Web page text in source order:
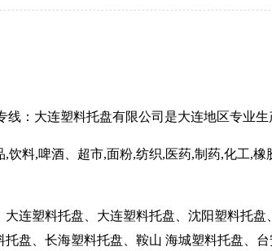
线：大连塑料托盘有限公司是大连地区专业
饮料,啤酒、超市,面粉,纺织,医药,制药,化工,
大连塑料托盘、大连塑料托盘、沈阳塑料托
盘、长海塑料托盘、鞍山 海城塑料托盘、